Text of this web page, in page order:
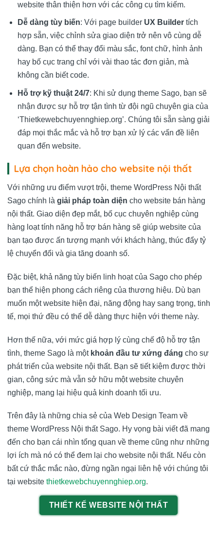
website thân thiện hơn với các công cụ tìm kiếm.
Dễ dàng tùy biến: Với page builder UX Buildertích
hợp sẵn, việc chỉnh sửa giao diện trở nên vô cùng dễ
dàng. Bạn có thể thay đổi màu sắc, font chữ, hình ảnh
hay bố cục trang chỉ với vài thao tác đơn giản, mà
không cần biết code.
Hỗ trợ kỹ thuật 24/7: Khi sử dụng theme Sago, bạn sẽ
nhận được sự hỗ trợ tận tình từ đội ngũ chuyên gia của
‘Thietkewebchuyennghiep.org’. Chúng tôi sẵn sàng giải
đáp mọi thắc mắc và hỗ trợ bạn xử lý các vấn đề liên
quan đến website.
Lựa chọn hoàn hảo cho website nội thất
Với những ưu điểm vượt trội, theme WordPress Nội thất
Sago chính là giải pháp toàn diện cho website bán hàng
nội thất. Giao diện đẹp mắt, bố cục chuyên nghiệp cùng
hàng loạt tính năng hỗ trợ bán hàng sẽ giúp website của
bạn tạo được ấn tượng mạnh với khách hàng, thúc đẩy tỷ
lệ chuyển đổi và gia tăng doanh số.
Đặc biệt, khả năng tùy biến linh hoạt của Sago cho phép
bạn thể hiện phong cách riêng của thương hiệu. Dù bạn
muốn một website hiện đại, năng động hay sang trọng, tinh
tế, mọi thứ đều có thể dễ dàng thực hiện với theme này.
Hơn thế nữa, với mức giá hợp lý cùng chế độ hỗ trợ tận
tình, theme Sago là một khoản đầu tư xứng đáng cho sự
phát triển của website nội thất. Bạn sẽ tiết kiệm được thời
gian, công sức mà vẫn sở hữu một website chuyên
nghiệp, mang lại hiệu quả kinh doanh tối ưu.
Trên đây là những chia sẻ của Web Design Team về
theme WordPress Nội thất Sago. Hy vọng bài viết đã mang
đến cho bạn cái nhìn tổng quan về theme cũng như những
lợi ích mà nó có thể đem lại cho website nội thất. Nếu còn
bất cứ thắc mắc nào, đừng ngần ngại liên hệ với chúng tôi
tại website thietkewebchuyennghiep.org.
THIẾT KẾ WEBSITE NỘI THẤT